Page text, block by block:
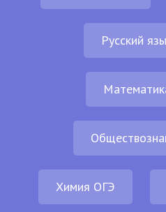
Русский
Химия ОГЭ